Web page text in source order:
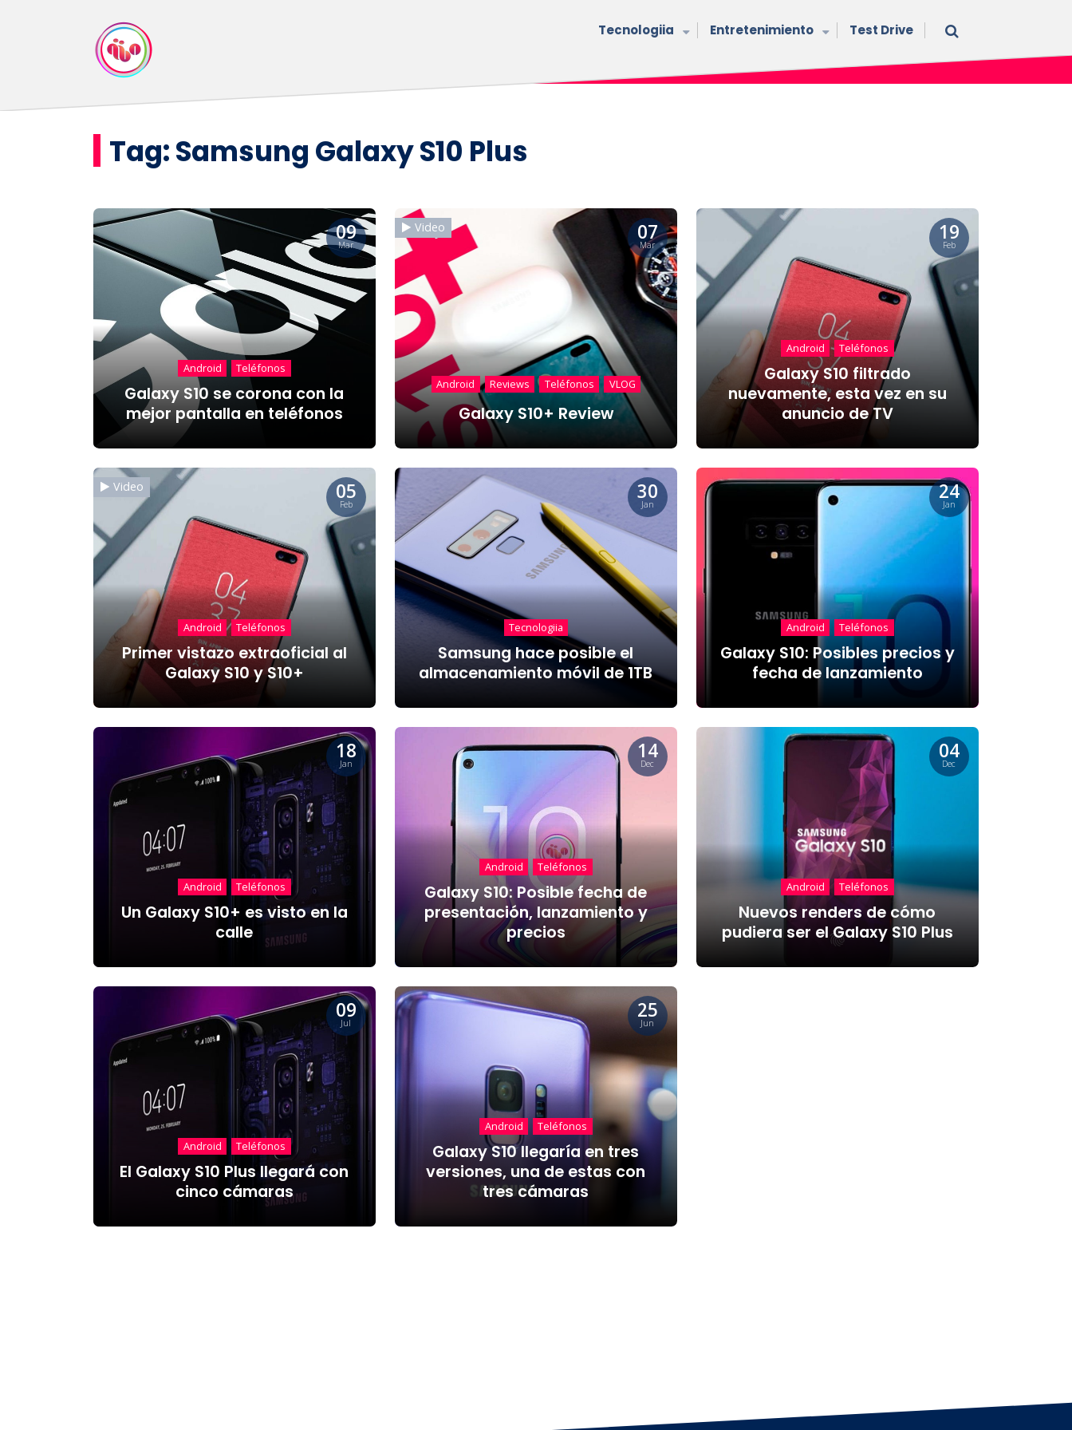
Tecnologiia Entretenimiento Test Drive
Tag:Samsung Galaxy S10 Plus
09
Mar
Android Teléfonos
Galaxy S10 se corona con la
mejor pantalla en teléfonos
07
Mar
Video
Android Reviews Teléfonos VLOG
Galaxy S10+ Review
19
Feb
Android Teléfonos
Galaxy S10 filtrado
nuevamente, esta vez en su
anuncio de TV
05
Feb
Video
Android Teléfonos
Primer vistazo extraoficial al
Galaxy S10 y S10+
30
Jan
Tecnologiia
Samsung hace posible el
almacenamiento móvil de 1TB
24
Jan
Android Teléfonos
Galaxy S10: Posibles precios y
fecha de lanzamiento
18
Jan
Android Teléfonos
Un Galaxy S10+ es visto en la
calle
14
Dec
Android Teléfonos
Galaxy S10: Posible fecha de
presentación, lanzamiento y
precios
04
Dec
Android Teléfonos
Nuevos renders de cómo
pudiera ser el Galaxy S10 Plus
09
Jul
Android Teléfonos
El Galaxy S10 Plus llegará con
cinco cámaras
25
Jun
Android Teléfonos
Galaxy S10 llegaría en tres
versiones, una de estas con
tres cámaras